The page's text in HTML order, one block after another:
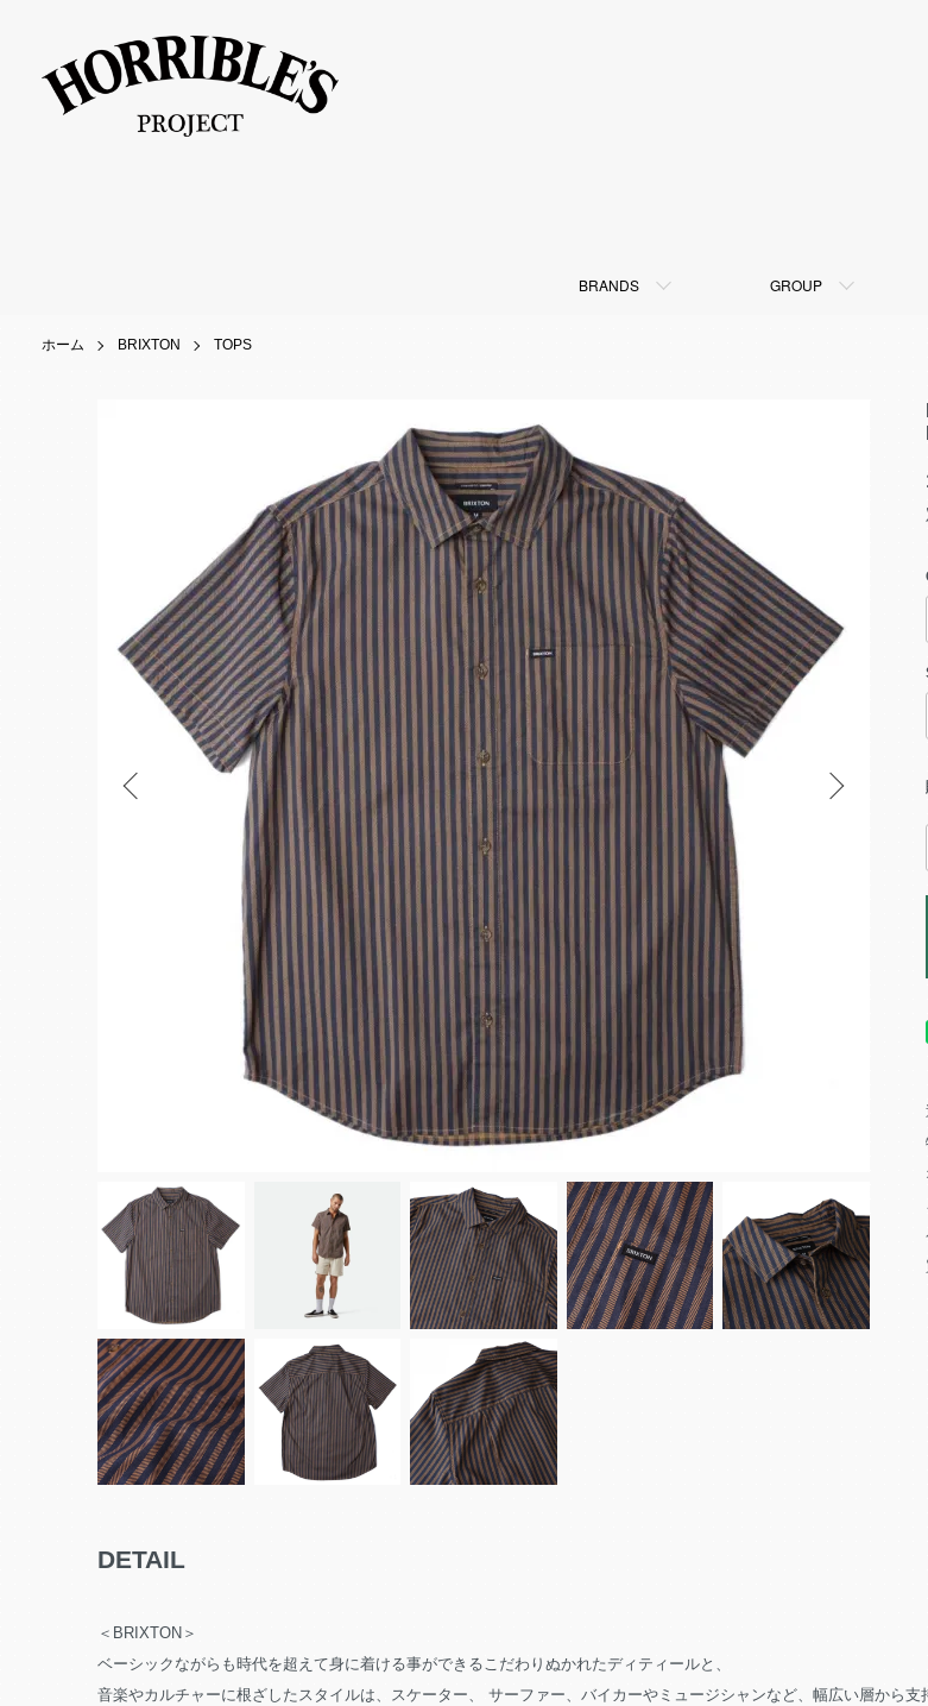
BRANDS GROUP
ホーム BRIXTON TOPS
DETAIL
＜BRIXTON＞
ベーシックながらも時代を超えて身に着ける事ができるこだわりぬかれたディティールと、
音楽やカルチャーに根ざしたスタイルは、スケーター、 サーファー、バイカーやミュージシャンなど、幅広い層から支